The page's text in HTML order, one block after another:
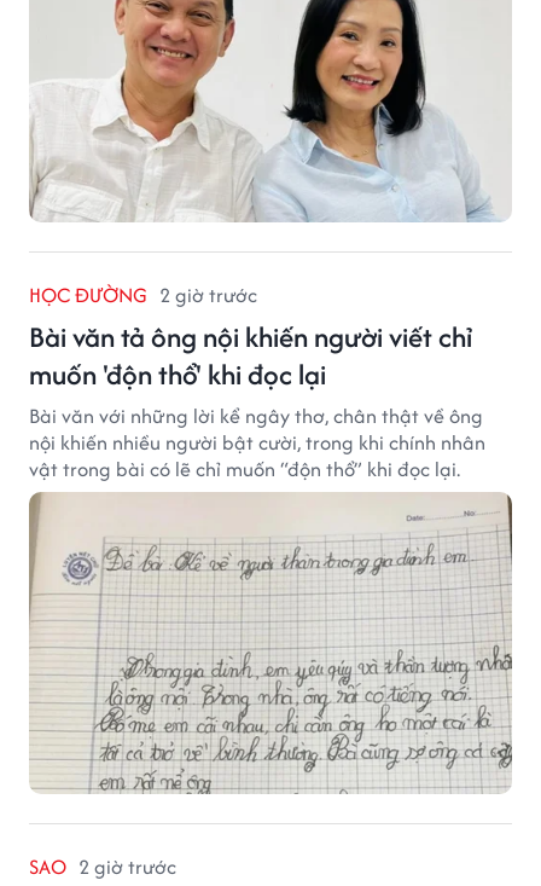
HỌC ĐƯỜNG 2 giờ trước
Bài văn tả ông nội khiến người viết chỉ
muốn 'độn thổ' khi đọc lại
Bài văn với những lời kể ngây thơ, chân thật về ông
nội khiến nhiều người bật cười, trong khi chính nhân
vật trong bài có lẽ chỉ muốn “độn thổ” khi đọc lại.
SAO 2 giờ trước